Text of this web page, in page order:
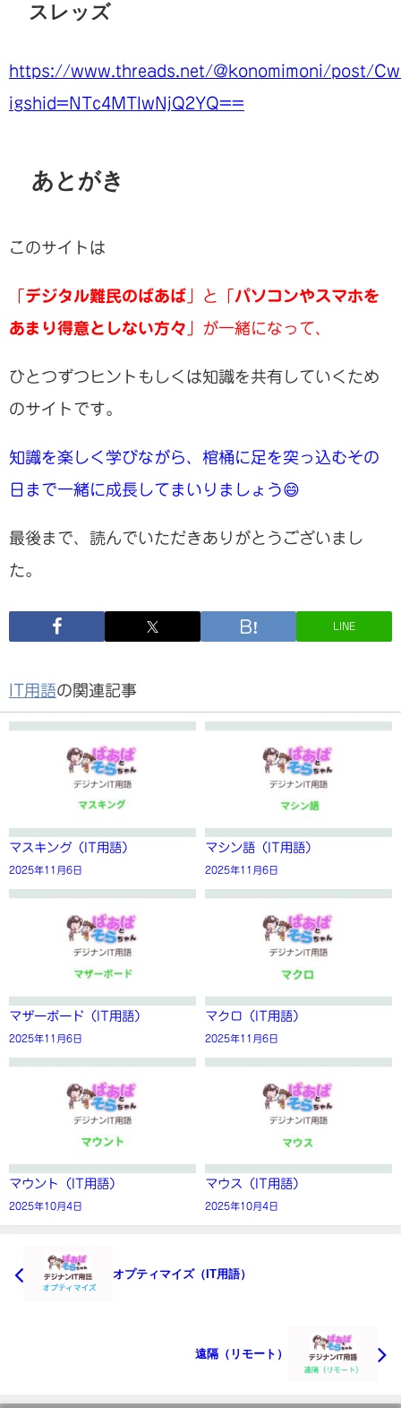
スレッズ
https://www.threads.net/@konomimoni/post/
igshid=NTc4MTIwNjQ2YQ==
あとがき
このサイトは
「 デジタル難民のばあば 」と「 パソコンやスマホを
あまり得意としない方々 」が一緒になって、
ひとつずつヒントもしくは知識を共有していくため
のサイトです。
知識を楽しく学びながら、棺桶に足を突っ込むその
日まで一緒に成長してまいりましょう😄
最後まで、読んでいただきありがとうございまし
た。
LINE
IT用語の関連記事
マスキング（IT用語）
2025年11月6日
マシン語（IT用語）
2025年11月6日
マザーボード（IT用語）
2025年11月6日
マクロ（IT用語）
2025年11月6日
マウント（IT用語）
2025年10月4日
マウス（IT用語）
2025年10月4日
オプティマイズ（IT用語）
遠隔（リモート）